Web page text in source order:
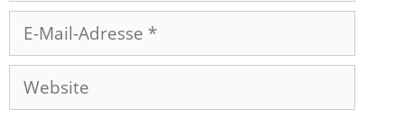
Mail-
Adresse
Website